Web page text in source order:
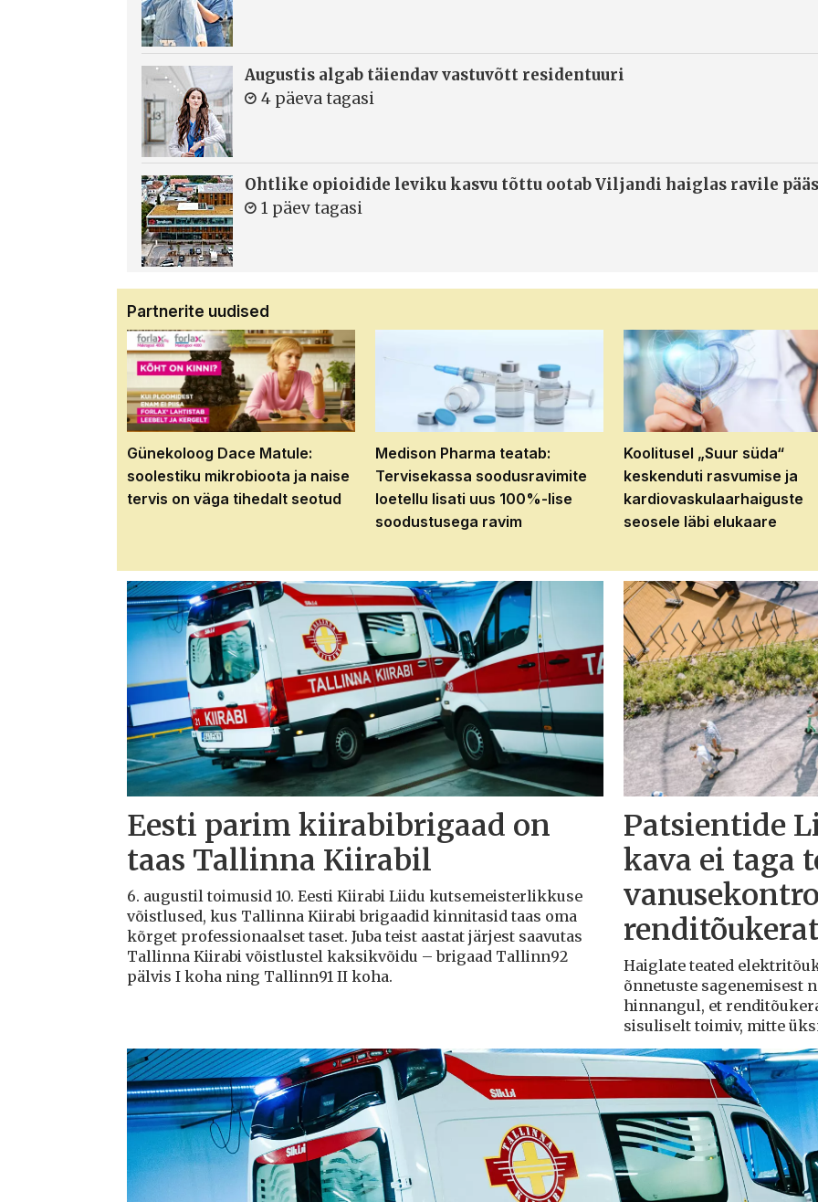
Augustis algab täiendav vastuvõtt residentuuri
4 päeva tagasi
Ohtlike opioidide leviku kasvu tõttu ootab Viljandi haiglas ravile
1 päev tagasi
Partnerite uudised
Günekoloog Dace Matule:
soolestiku mikrobioota ja naise
tervis on väga tihedalt seotud
Medison Pharma teatab:
Tervisekassa soodusravimite
loetellu lisati uus 100%-lise
soodustusega ravim
Koolitusel „Suur süda“
keskenduti rasvumise ja
kardiovaskulaarhaiguste
seosele läbi elukaare
Eesti parim kiirabibrigaad on
taas Tallinna Kiirabil
6. augustil toimusid 10. Eesti Kiirabi Liidu kutsemeisterlikkuse
võistlused, kus Tallinna Kiirabi brigaadid kinnitasid taas oma
kõrget professionaalset taset. Juba teist aastat järjest saavutas
Tallinna Kiirabi võistlustel kaksikvõidu – brigaad Tallinn92
pälvis I koha ning Tallinn91 II koha.
Patsientide
kava ei taga
Haiglate teated
õnnetuste sagenemisest
hinnangul, et
sisuliselt toimiv, mitte